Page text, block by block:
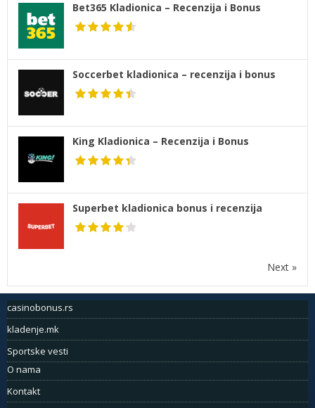
Bet365 Kladionica – Recenzija i Bonus
Soccerbet kladionica – recenzija i bonus
King Kladionica – Recenzija i Bonus
Superbet kladionica bonus i recenzija
Next »
casinobonus.rs
kladenje.mk
Sportske vesti
O nama
Kontakt